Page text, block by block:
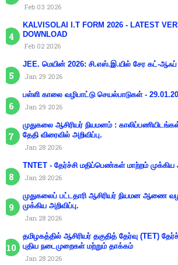
Feb 03 2026
KALVISOLAI I.T FORM 2026 - LATEST
DOWNLOAD
Feb 02 2026
JEE. மெயின் 2026: சி.எஸ்.இ.யில் சேர கட்-ஆஃப்
Jan 29 2026
பள்ளி காலை வழிபாட்டு செயல்பாடுகள் -
Jan 29 2026
முதுகலை ஆசிரியர் நியமனம் :
தேதி விரைவில் அறிவிப்பு.
Jan 28 2026
TNTET - தேர்ச்சி மதிப்பெண்கள் மாற்றம் முக்கிய
Jan 28 2026
முதுகலைப் பட்டதாரி ஆசிரியர் நியமன ஆணை
முக்கிய அறிவிப்பு.
Jan 28 2026
தமிழகத்தில் ஆசிரியர் தகுதித் தேர்வு (TET)
புதிய நடைமுறைகள் மற்றும் தாக்கம்
Jan 28 2026